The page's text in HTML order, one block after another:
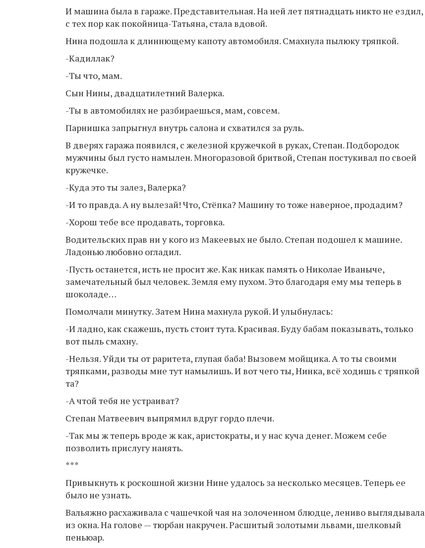
И машина была в гараже. Представительная. На ней лет пятнадцать никто не ездил,
с тех пор как покойница-Татьяна, стала вдовой.
Нина подошла к длиннющему капоту автомобиля. Смахнула пылюку тряпкой.
-Кадиллак?
-Ты что, мам.
Сын Нины, двадцатилетний Валерка.
-Ты в автомобилях не разбираешься, мам, совсем.
Парнишка запрыгнул внутрь салона и схватился за руль.
В дверях гаража появился, с железной кружечкой в руках, Степан. Подбородок
мужчины был густо намылен. Многоразовой бритвой, Степан постукивал по своей
кружечке.
-Куда это ты залез, Валерка?
-И то правда. А ну вылезай! Что, Стёпка? Машину то тоже наверное, продадим?
-Хорош тебе все продавать, торговка.
Водительских прав ни у кого из Макеевых не было. Степан подошел к машине.
Ладонью любовно огладил.
-Пусть останется, исть не просит же. Как никак память о Николае Иваныче,
замечательный был человек. Земля ему пухом. Это благодаря ему мы теперь в
шоколаде…
Помолчали минутку. Затем Нина махнула рукой. И улыбнулась:
-И ладно, как скажешь, пусть стоит тута. Красивая. Буду бабам показывать, только
вот пыль смахну.
-Нельзя. Уйди ты от раритета, глупая баба! Вызовем мойщика. А то ты своими
тряпками, разводы мне тут намылишь. И вот чего ты, Нинка, всё ходишь с тряпкой
та?
-А чтой тебя не устраиват?
Степан Матвеевич выпрямил вдруг гордо плечи.
-Так мы ж теперь вроде ж как, аристократы, и у нас куча денег. Можем себе
позволить прислугу нанять.
***
Привыкнуть к роскошной жизни Нине удалось за несколько месяцев. Теперь ее
было не узнать.
Вальяжно расхаживала с чашечкой чая на золоченном блюдце, лениво выглядывала
из окна. На голове — тюрбан накручен. Расшитый золотыми львами, шелковый
пеньюар.